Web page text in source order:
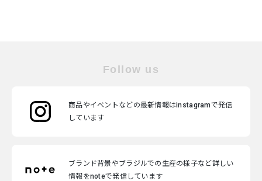
Follow us
商品やイベントなどの最新情報はinstagramで発信
しています
ブランド背景やブラジルでの生産の様子など詳しい
情報をnoteで発信しています